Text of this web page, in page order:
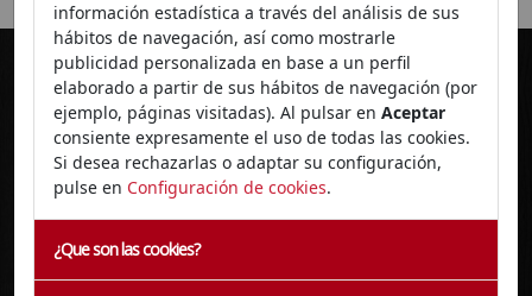
información estadística a través del análisis de sus
hábitos de navegación, así como mostrarle
publicidad personalizada en base a un perfil
elaborado a partir de sus hábitos de navegación (por
ejemplo, páginas visitadas). Al pulsar enAceptar
consiente expresamente el uso de todas las cookies.
Si desea rechazarlas o adaptar su configuración,
pulse en Configuración de cookies.
¿Que son las cookies?
Último servicio disponible